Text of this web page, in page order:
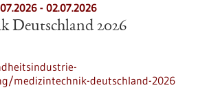
- 02.07.2026
Deutschland 2026
medizintechnik-deutschland-2026